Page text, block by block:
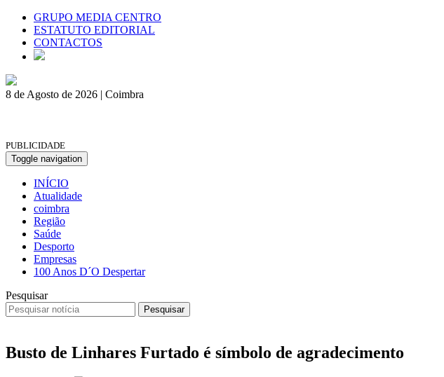
GRUPO MEDIA CENTRO
ESTATUTO EDITORIAL
CONTACTOS
8 de Agosto de 2026 | Coimbra
PUBLICIDADE
Toggle navigation
INÍCIO
Atualidade
coimbra
Região
Saúde
Desporto
Empresas
100 Anos D´O Despertar
Pesquisar
Pesquisar
Busto de Linhares Furtado é símbolo de agradecimento